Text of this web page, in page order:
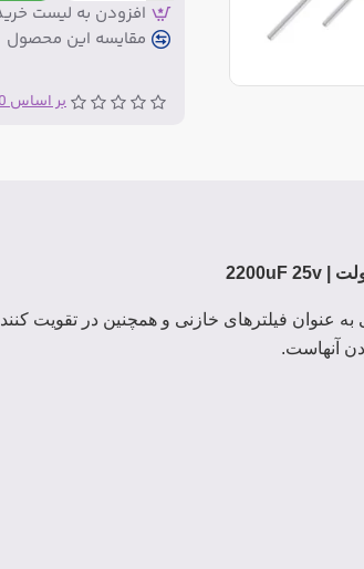
بر اساس 0 نظر
افزودن به لیست
مقایسه این محصول
به عنوان فیلترهای خازنی و همچنین در تقویت
آنهاست.